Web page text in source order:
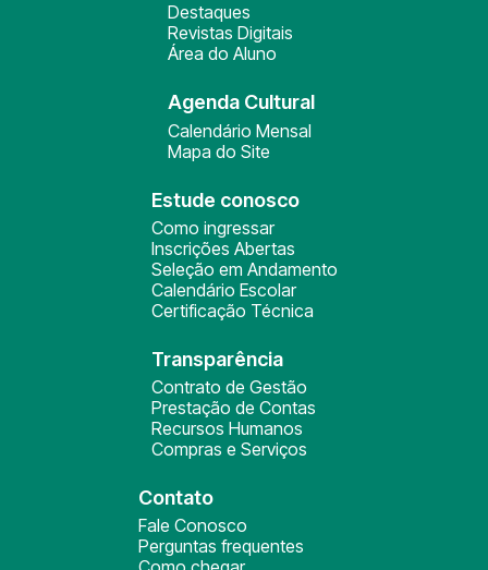
Destaques
Revistas Digitais
Área do Aluno
Agenda Cultural
Calendário Mensal
Mapa do Site
Estude conosco
Como ingressar
Inscrições Abertas
Seleção em Andamento
Calendário Escolar
Certificação Técnica
Transparência
Contrato de Gestão
Prestação de Contas
Recursos Humanos
Compras e Serviços
Contato
Fale Conosco
Perguntas frequentes